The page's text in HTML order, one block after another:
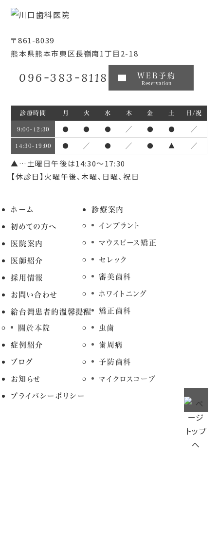
〒861-8039
熊本県熊本市東区長嶺南1丁目2-18
096-383-8118 WEB予約
Reservation
診療時間 月 火 水 木 金 土 日/祝
9:00~12:30 ● ● ● ／ ● ● ／
14:30~19:00 ● ／ ● ／ ● ▲ ／
▲…土曜日午後は14:30～17:30
【休診日】火曜午後、木曜、日曜、祝日
ホーム
初めての方へ
医院案内
医師紹介
採用情報
お問い合わせ
給台灣患者的溫馨提醒
關於本院
症例紹介
ブログ
お知らせ
プライバシーポリシー
診療案内
インプラント
マウスピース矯正
セレック
審美歯科
ホワイトニング
矯正歯科
虫歯
歯周病
予防歯科
マイクロスコープ